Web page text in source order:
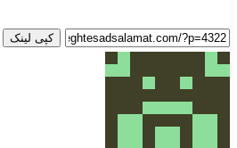
کپی لینک